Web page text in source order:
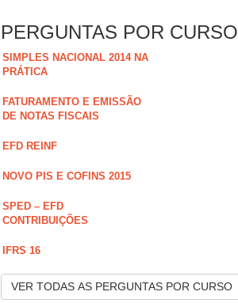
PERGUNTAS POR CURSO
SIMPLES NACIONAL 2014 NA
PRÁTICA
FATURAMENTO E EMISSÃO
DE NOTAS FISCAIS
EFD REINF
NOVO PIS E COFINS 2015
SPED – EFD
CONTRIBUIÇÕES
IFRS 16
VER TODAS AS PERGUNTAS POR CURSO